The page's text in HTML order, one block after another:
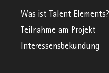
Was ist Talent Elements?
Teilnahme am Projekt
Interessensbekundung